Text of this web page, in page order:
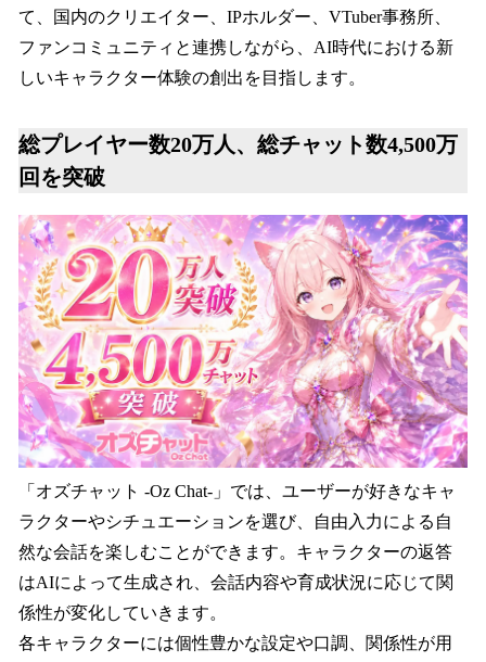
て、国内のクリエイター、IPホルダー、VTuber事務所、
ファンコミュニティと連携しながら、AI時代における新
しいキャラクター体験の創出を目指します。
総プレイヤー数20万人、総チャット数4,500万
回を突破
「オズチャット -Oz Chat-」では、ユーザーが好きなキャ
ラクターやシチュエーションを選び、自由入力による自
然な会話を楽しむことができます。キャラクターの返答
はAIによって生成され、会話内容や育成状況に応じて関
係性が変化していきます。
各キャラクターには個性豊かな設定や口調、関係性が用